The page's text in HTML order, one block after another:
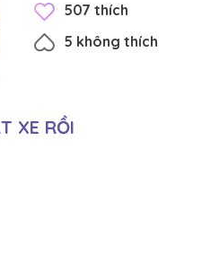
507 thích
5 không thích
XE RỒI